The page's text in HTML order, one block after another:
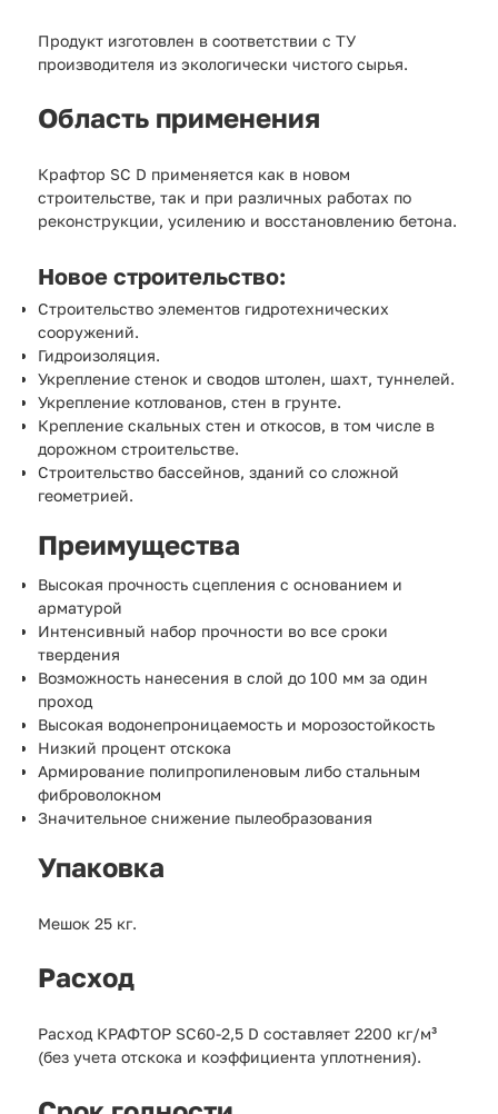
Продукт изготовлен в соответствии с ТУ
производителя из экологически чистого сырья.
Область применения
Крафтор SC D применяется как в новом
строительстве, так и при различных работах по
реконструкции, усилению и восстановлению бетона.
Новое строительство:
Строительство элементов гидротехнических
сооружений.
Гидроизоляция.
Укрепление стенок и сводов штолен, шахт, туннелей.
Укрепление котлованов, стен в грунте.
Крепление скальных стен и откосов, в том числе в
дорожном строительстве.
Строительство бассейнов, зданий со сложной
геометрией.
Преимущества
Высокая прочность сцепления с основанием и
арматурой
Интенсивный набор прочности во все сроки
твердения
Возможность нанесения в слой до 100 мм за один
проход
Высокая водонепроницаемость и морозостойкость
Низкий процент отскока
Армирование полипропиленовым либо стальным
фиброволокном
Значительное снижение пылеобразования
Упаковка
Мешок 25 кг.
Расход
Расход КРАФТОР SC60-2,5 D составляет 2200 кг/м³
(без учета отскока и коэффициента уплотнения).